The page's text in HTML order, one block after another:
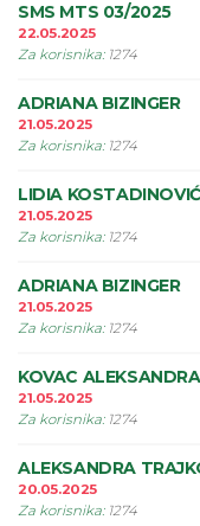
SMS MTS 03/2025
22.05.2025
Za korisnika: 1274
ADRIANA BIZINGER
21.05.2025
Za korisnika: 1274
LIDIA KOSTADINOVIĆ
21.05.2025
Za korisnika: 1274
ADRIANA BIZINGER
21.05.2025
Za korisnika: 1274
KOVAC ALEKSANDRA
21.05.2025
Za korisnika: 1274
ALEKSANDRA
20.05.2025
Za korisnika: 1274